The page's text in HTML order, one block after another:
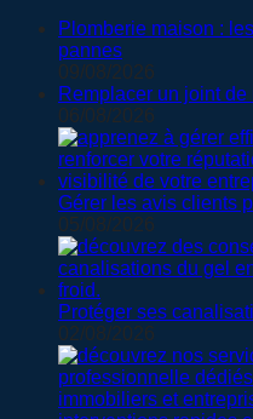
Plomberie maison :
pannes
09/08/2026
Remplacer un joint
06/08/2026
Gérer les avis clients
05/08/2026
Protéger ses
02/08/2026